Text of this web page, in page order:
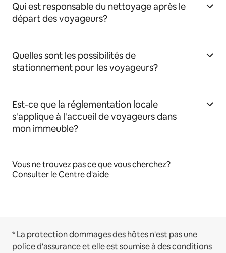
Qui est responsable du nettoyage après le
départ des voyageurs?
Quelles sont les possibilités de
stationnement pour les voyageurs?
Est-ce que la réglementation locale
s'applique à l'accueil de voyageurs dans
mon immeuble?
Vous ne trouvez pas ce que vous cherchez?
Consulter le Centre d'aide
* La protection dommages des hôtes n'est pas une
police d'assurance et elle est soumise à desconditions